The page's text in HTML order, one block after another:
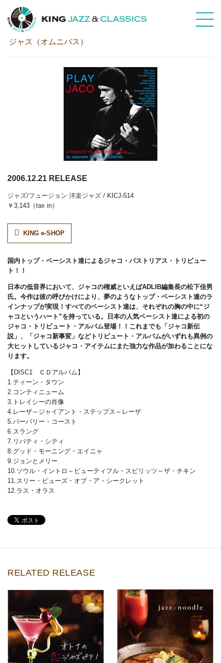
ＰＬＡＹ ＪＡＣＯ
ジャズ（オムニバス）
2006.12.21 RELEASE
ジャズ/フュージョン 洋楽ジャズ / KICJ-514
￥3,143（tax in）
KING e-SHOP
国内トップ・ベーシスト達によるジャコ・パストリアス・トリビュー
ト！！
日本の低音界において、ジャコの権威といえばADLIB編集長の松下佳男
氏。今作は彼の呼びかけにより、夢のようなトップ・ベーシスト達のラ
インナップが実現！すべてのベーシスト達は、それぞれの胸の中に“ジ
ャコというハート”を持っている。日本の人気ベーシスト達による初の
ジャコ・トリビュート・アルバム登場！！これまでも「ジャコ新伝
説」、「ジャコ新事変」などトリビュート・アルバムがいずれも異例の
大ヒットしているジャコ・アイテムにまた強力な作品が加わることにな
ります。
【DISC1 ＣＤアルバム】
1.ティーン・タウン
2.コンティニューム
3.トレイシーの肖像
4.レーザ～ジャイアント・ステップス～レーザ
5.バーバリー・コースト
6.スラング
7.リバティ・シティ
8.グッド・モーニング・エイニャ
9.ジョンとメリー
10.ソウル・イントロ～ビューティフル・スピリッツ～ザ・チキン
11.スリー・ビューズ・オブ・ア・シークレット
12.ラス・オラス
RELATED RELEASE